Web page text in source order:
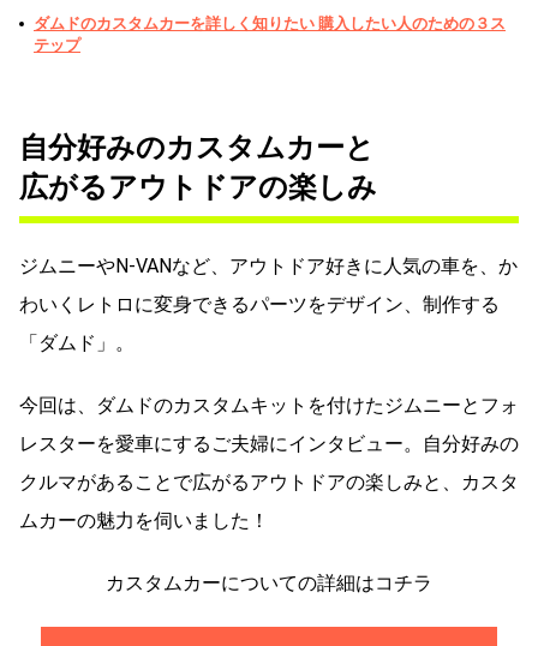
ダムドのカスタムカーを詳しく知りたい 購入したい人のための３ス
テップ
自分好みのカスタムカーと
広がるアウトドアの楽しみ
ジムニーやN-VANなど、アウトドア好きに人気の車を、か
わいくレトロに変身できるパーツをデザイン、制作する
「ダムド」。
今回は、ダムドのカスタムキットを付けたジムニーとフォ
レスターを愛車にするご夫婦にインタビュー。自分好みの
クルマがあることで広がるアウトドアの楽しみと、カスタ
ムカーの魅力を伺いました！
カスタムカーについての詳細はコチラ